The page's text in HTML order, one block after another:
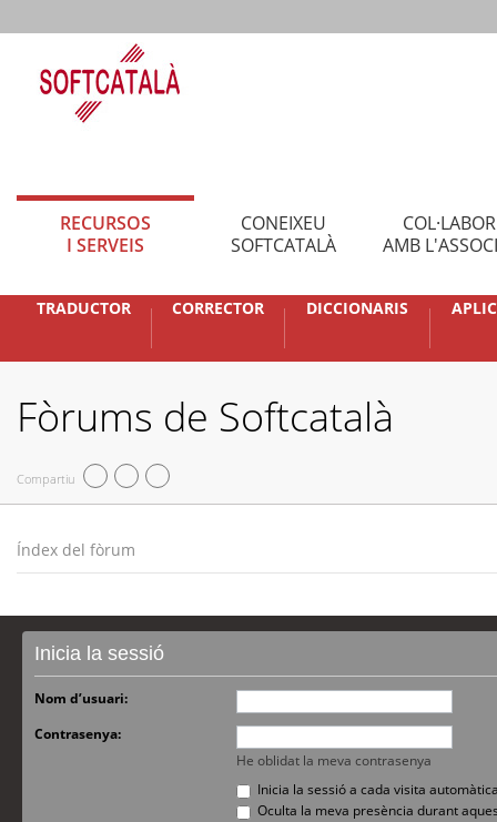
RECURSOS
I SERVEIS
CONEIXEU
SOFTCATALÀ
AMB
TRADUCTOR CORRECTOR DICCIONARIS
Fòrums de Softcatalà
Compartiu
Índex del fòrum
Inicia la sessió
Nom d’usuari:
Contrasenya:
He oblidat la meva contrasenya
Inicia la sessió a cada visita
Oculta la meva presència durant